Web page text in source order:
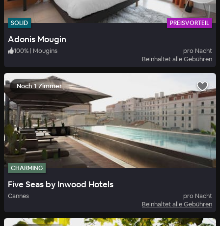
SOLID PREISVORTEIL
Adonis Mougin
100% | Mougins
pro Nacht
Beinhaltet alle Gebühren
Noch 1 Zimmer
CHARMING
Five Seas by Inwood Hotels
Cannes
pro Nacht
Beinhaltet alle Gebühren